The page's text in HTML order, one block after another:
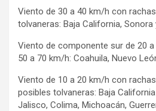
Viento de 30 a 40 km/h con
tolvaneras: Baja California, Sonora
Viento de componente sur de 20
50 a 70 km/h: Coahuila, Nuevo
Viento de 10 a 20 km/h con
posibles tolvaneras: Baja
Jalisco, Colima, Michoacán,